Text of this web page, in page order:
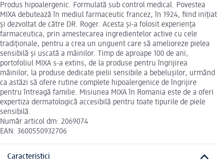
Produs hipoalergenic. Formulată sub control medical. Povestea
MIXA debutează în mediul farmaceutic francez, în 1924, fiind inițiat
și dezvoltat de către DR. Roger. Acesta și-a folosit experiența
farmaceutica, prin amestecarea ingredientelor active cu cele
tradiționale, pentru a crea un unguent care să amelioreze pielea
sensibilă și uscată a mâinilor. Timp de aproape 100 de ani,
portofoliul MIXA s-a extins, de la produse pentru îngrijirea
mâinilor, la produse dedicate pielii sensibile a bebelușilor, urmând
ca astăzi să ofere rutine complete hipoalergenice de îngrijire
pentru întreagă familie. Misiunea MIXA în Romania este de a oferi
expertiza dermatologică accesibilă pentru toate tipurile de piele
sensibilă.
Număr articol dm: 2069074
EAN: 3600550932706
Caracteristici